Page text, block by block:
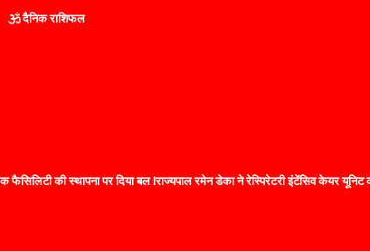
दैनिक राशिफल
फैसिलिटी की स्थापना पर दिया बल lराज्यपाल रमेन डेका ने रेस्पिरेटरी इंटेंसिव केयर यूनिट